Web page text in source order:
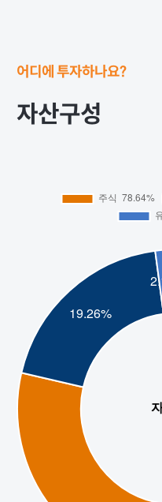
어디에 투자하나요?
자산구성